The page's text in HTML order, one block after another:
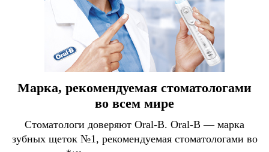
Марка, рекомендуемая стоматологами
во всем мире
Стоматологи доверяют Oral-B. Oral-B — марка
зубных щеток №1, рекомендуемая стоматологами во